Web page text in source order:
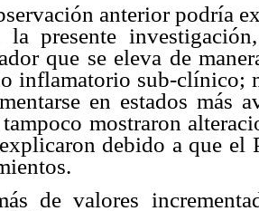
anterior podría
la presente
que se eleva de
inflamatorio sub-clínico;
en estados más
mostraron
debido a que el
de valores